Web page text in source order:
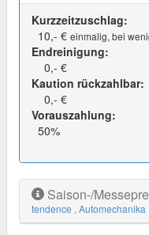
Kurzzeitzuschlag:
10,- € einmalig, bei
Endreinigung:
0,- €
Kaution rückzahlbar:
0,- €
Vorauszahlung:
50%
Saison-/
tendence , Automechanika